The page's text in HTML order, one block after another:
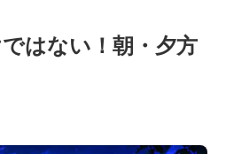
はない！朝・夕方